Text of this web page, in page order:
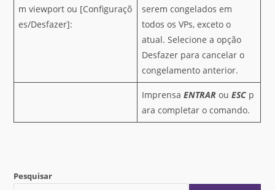
m viewport ou [Configuraçõ
es/Desfazer]:
serem congelados em
todos os VPs, exceto o
atual. Selecione a opção
Desfazer para cancelar o
congelamento anterior.
ImprensaENTRAR ouESC p
ara completar o comando.
Pesquisar